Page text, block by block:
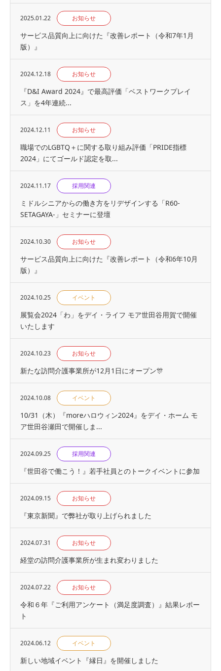
2025.01.22 お知らせ
サービス品質向上に向けた『改善レポート（令和7年1月
版）』
2024.12.18 お知らせ
『D&I Award 2024』で最高評価「ベストワークプレイ
ス」を4年連続...
2024.12.11 お知らせ
職場でのLGBTQ＋に関する取り組み評価「PRIDE指標
2024」にてゴールド認定を取...
2024.11.17 採用関連
ミドルシニアからの働き方をリデザインする「R60-
SETAGAYA-」セミナーに登壇
2024.10.30 お知らせ
サービス品質向上に向けた『改善レポート（令和6年10月
版）』
2024.10.25 イベント
展覧会2024「わ」をデイ・ライフ モア世田谷用賀で開催
いたします
2024.10.23 お知らせ
新たな訪問介護事業所が12月1日にオープン🎊
2024.10.08 イベント
10/31（木）『moreハロウィン2024』をデイ・ホーム モ
ア世田谷瀬田で開催しま...
2024.09.25 採用関連
『世⽥⾕で働こう！』若手社員とのトークイベントに参加
2024.09.15 お知らせ
『東京新聞』で弊社が取り上げられました
2024.07.31 お知らせ
経堂の訪問介護事業所が生まれ変わりました
2024.07.22 お知らせ
令和６年『ご利用アンケート（満足度調査）』結果レポー
ト
2024.06.12 イベント
新しい地域イベント『縁日』を開催しました